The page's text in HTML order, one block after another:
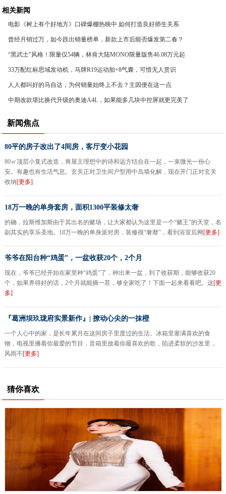
相关新闻
电影《树上有个好地方》口碑爆棚热映中 如何打造良好师生关系
曾经月销过万，如今跌出销量榜单，新款上市后能否爆发第二春？
“黑武士”风格！限量仅54辆，林肯大陆MONO限量版售46.08万元起
33万配红标思域发动机，马牌R19运动胎+8气囊，可惜无人赏识
人人都叫好的马自达，为何销量始终上不去？主因便在这一点
中期改款堪比换代升级的奥迪A4L，如果能多几块中控屏就更完美了
新闻焦点
80平的房子改出了4间房，客厅变小花园
80㎡顶层小复式改造，将屋主理想中的诗和远方结合在一起，一束微光一份心
安。有趣也有生活气息。玄关正对卫生间户型用中岛墙化解，现在开门正对玄关
收纳[更多]
18万一晚的单身套房，面积1300平装修太奢
的确，拉斯维加斯由于其出名的赌场，让大家都认为这里是一个“赌王”的天堂，名
副其实的享乐圣地。18万一晚的单身派对房，装修很“奢靡”，看到浴室后网[更多]
爷爷在阳台种“鸡蛋”，一盆收获20个，2个月
现在，爷爷已经开始在家里种“鸡蛋”了，种出来一盆，到了收获期，能够收获20
个，如果养得好的话，2个月就能摘一茬，够全家吃了！下面一起来看看吧。这[更
多]
『葛洲坝玖珑府实景新作』| 撩动心尖的一抹橙
一个人心中的家，是长年累月在这间房子里度过的生活。冰箱里塞满喜欢的食
物，电视里播着你最爱的节目，音箱里放着你最喜欢的歌，陷进柔软的沙发里，
风雨不[更多]
猜你喜欢